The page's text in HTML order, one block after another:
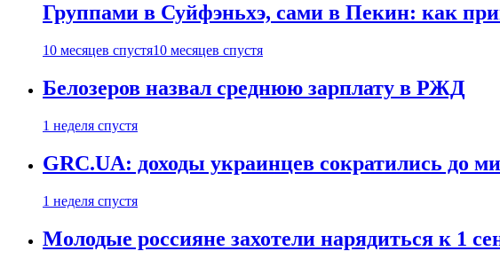
Группами в Суйфэньхэ, сами в Пекин: как
10 месяцев спустя10 месяцев спустя
Белозеров назвал среднюю зарплату в РЖД
1 неделя спустя
GRC.UA: доходы украинцев сократились до
1 неделя спустя
Молодые россияне захотели нарядиться к 1